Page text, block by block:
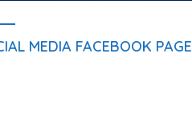
MEDIA FACEBOOK PAGE